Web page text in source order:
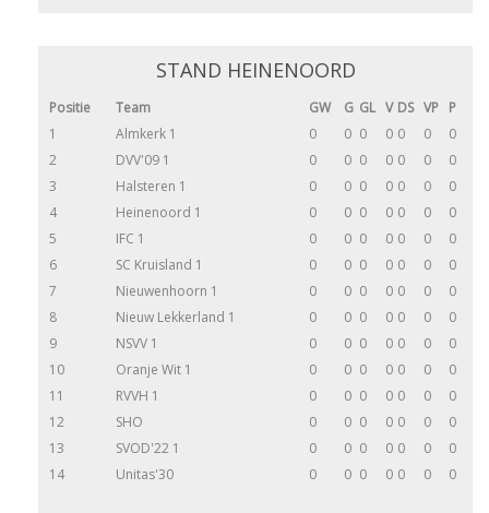
STAND HEINENOORD
Positie Team GW G GL V DS VP P
1
Almkerk 1 0 0 0 0 0 0
0
2
DVV'09 1 0 0 0 0 0 0
0
3
Halsteren 1 0 0 0 0 0 0
0
4
Heinenoord 1 0 0 0 0 0 0
0
5
IFC 1 0 0 0 0 0 0
0
6
SC Kruisland 1 0 0 0 0 0 0
0
7
Nieuwenhoorn 1 0 0 0 0 0 0
0
8
Nieuw Lekkerland 1 0 0 0 0 0 0
0
9
NSVV 1 0 0 0 0 0 0
0
10
Oranje Wit 1 0 0 0 0 0 0
0
11
RVVH 1 0 0 0 0 0 0
0
12
SHO 0 0 0 0 0 0
0
13
SVOD'22 1 0 0 0 0 0 0
0
14
Unitas'30 0 0 0 0 0 0 0